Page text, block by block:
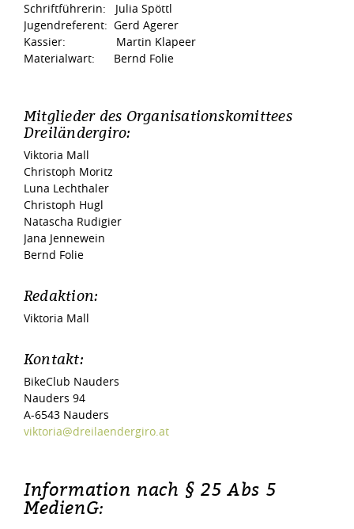
Schriftführerin: Julia Spöttl
Jugendreferent: Gerd Agerer
Kassier: Martin Klapeer
Materialwart: Bernd Folie
Mitglieder des Organisationskomittees
Dreiländergiro:
Viktoria Mall
Christoph Moritz
Luna Lechthaler
Christoph Hugl
Natascha Rudigier
Jana Jennewein
Bernd Folie
Redaktion:
Viktoria Mall
Kontakt:
BikeClub Nauders
Nauders 94
A-6543 Nauders
viktoria@dreilaendergiro.at
Information nach § 25 Abs 5
MedienG: